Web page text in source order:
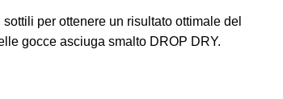
per ottenere un risultato ottimale del
gocce asciuga smalto DROP DRY.